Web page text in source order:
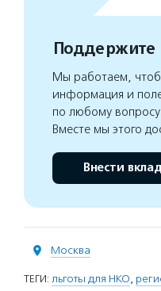
Поддержите
Мы работаем,
информация и
по любому вопросу
Вместе мы этого
Внести вклад
Москва
ТЕГИ: льготы для НКО,